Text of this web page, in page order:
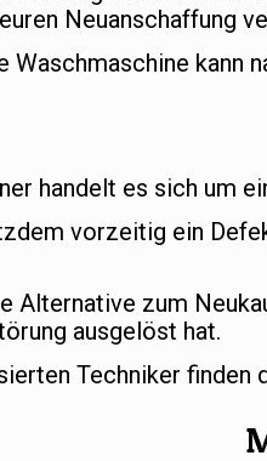
Neuanschaffung
Waschmaschine kann
handelt es sich um
vorzeitig ein
Alternative zum
ausgelöst hat.
Techniker